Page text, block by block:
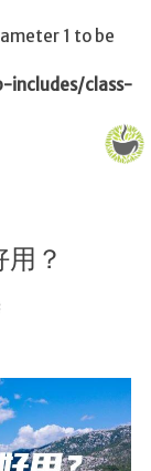
1 to be
includes/class-
？